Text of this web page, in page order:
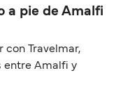
a pie de Amalfi
con Travelmar,
entre Amalfi y